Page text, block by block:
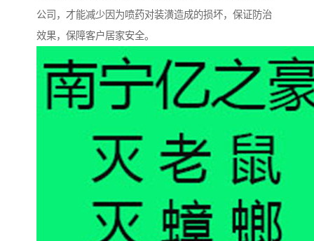
公司，才能减少因为喷药对装潢造成的损坏，保证防治
效果，保障客户居家安全。